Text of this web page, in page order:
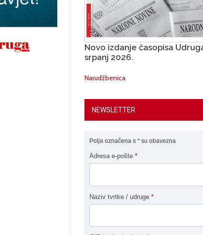
Novo izdanje časopisa
srpanj 2026.
Narudžbenica
NEWSLETTER
Polja označena s * su obavezna
Adresa e-pošte *
Naziv tvrtke / udruge *